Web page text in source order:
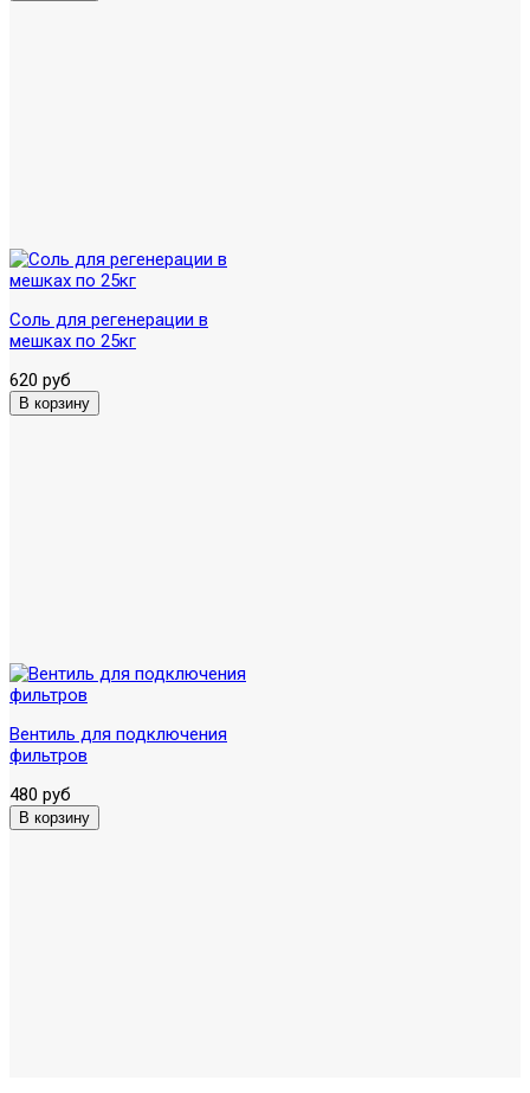
Соль для регенерации в
мешках по 25кг
620 руб
Вентиль для подключения
фильтров
480 руб